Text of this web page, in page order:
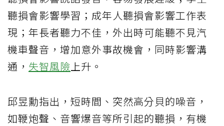
聽損會影響學習；成年人聽損會影響工作表
現；年長者聽力不佳，外出時可能聽不見汽
機車聲音，增加意外事故機會，同時影響溝
通， 失智風險上升。
邱昱勳指出，短時間、突然高分貝的噪音，
如鞭炮聲、音響爆音等所引起的聽損，有機